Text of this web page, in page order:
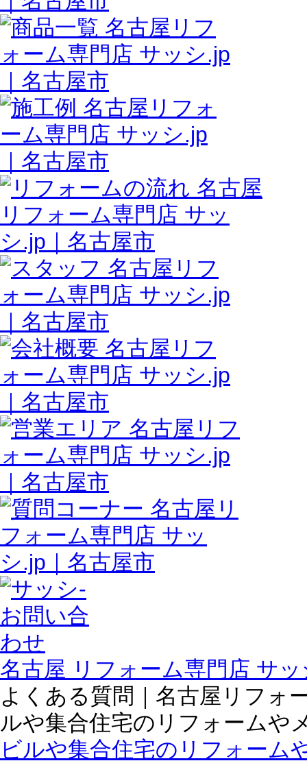
名古屋 リフォーム専門店 サ
よくある質問｜名古屋リフォ
ルや集合住宅のリフォームや
ビルや集合住宅のリフォーム